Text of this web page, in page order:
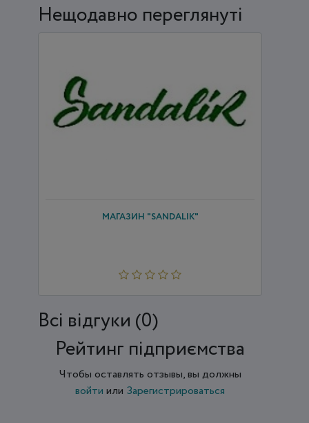
Нещодавно переглянуті
МАГАЗИН "SANDALIK"
Всi відгуки (0)
Рейтинг підприємства
Чтобы оставлять отзывы, вы должны
войти или Зарегистрироваться